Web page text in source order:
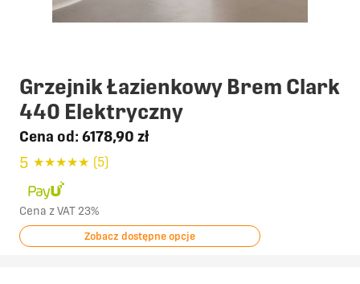
Grzejnik Łazienkowy Brem Clark
440 Elektryczny
Cena od: 6178,90 zł
5 ★★★★★ (5)
Cena z VAT 23%
Zobacz dostępne opcje